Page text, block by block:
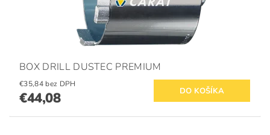
BOX DRILL DUSTEC PREMIUM
€35,84 bez DPH
€44,08